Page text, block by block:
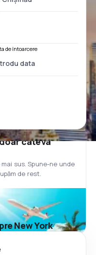
de întoarcere
câteva
sus. Spune-ne unde
de rest.
New York